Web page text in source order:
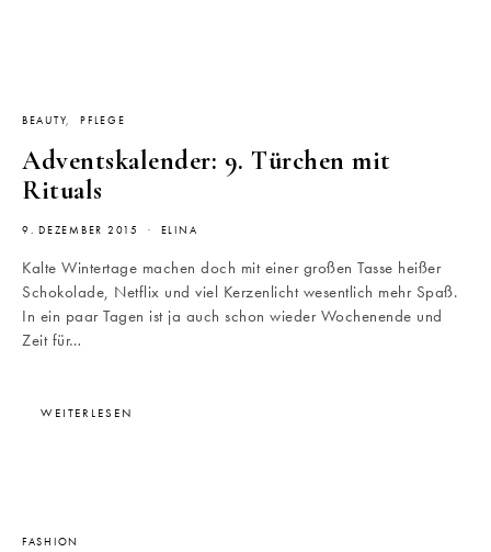
BEAUTY PFLEGE
Adventskalender: 9. Türchen mit
Rituals
9. DEZEMBER 2015 ELINA
Kalte Wintertage machen doch mit einer großen Tasse heißer
Schokolade, Netflix und viel Kerzenlicht wesentlich mehr Spaß.
In ein paar Tagen ist ja auch schon wieder Wochenende und
Zeit für…
WEITERLESEN
FASHION